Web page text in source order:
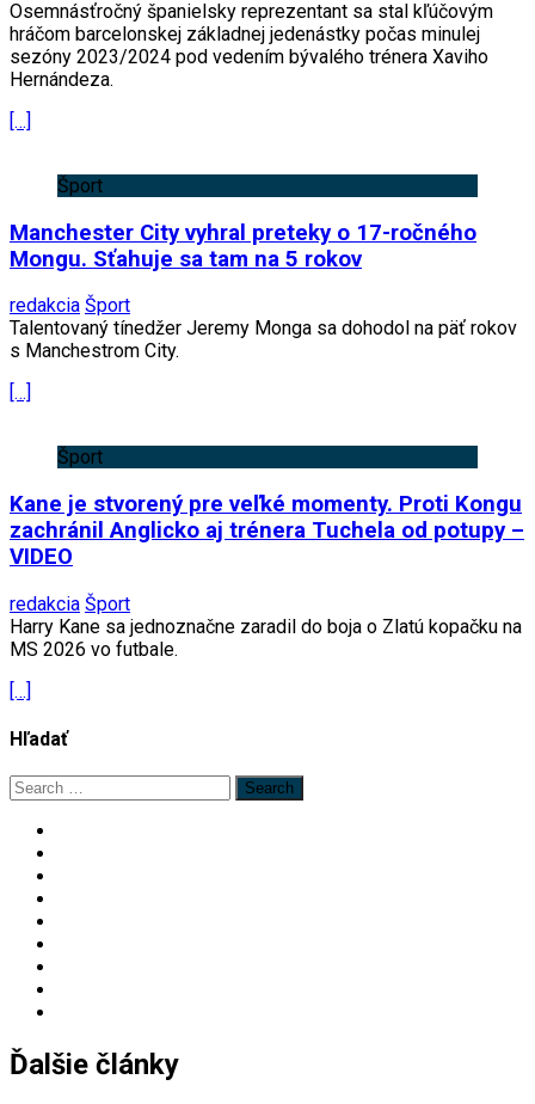
Osemnásťročný španielsky reprezentant sa stal kľúčovým
hráčom barcelonskej základnej jedenástky počas minulej
sezóny 2023/2024 pod vedením bývalého trénera Xaviho
Hernándeza.
[…]
Šport
Manchester City vyhral preteky o 17-ročného
Mongu. Sťahuje sa tam na 5 rokov
redakcia Šport
Talentovaný tínedžer Jeremy Monga sa dohodol na päť rokov
s Manchestrom City.
[…]
Šport
Kane je stvorený pre veľké momenty. Proti Kongu
zachránil Anglicko aj trénera Tuchela od potupy –
VIDEO
redakcia Šport
Harry Kane sa jednoznačne zaradil do boja o Zlatú kopačku na
MS 2026 vo futbale.
[…]
Hľadať
Search
Ďalšie články